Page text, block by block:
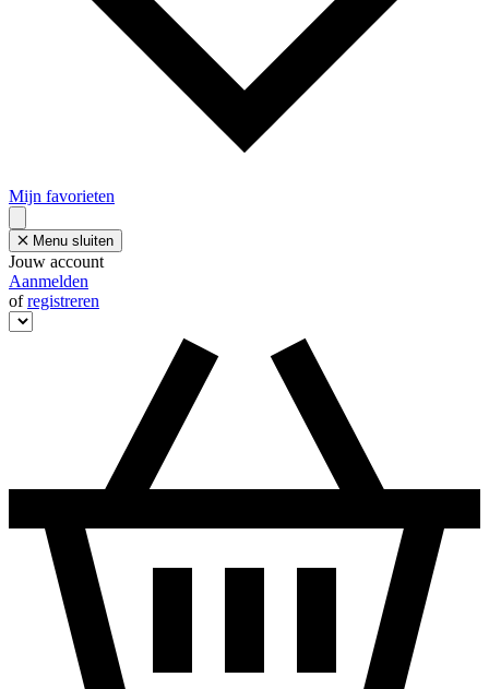
Mijn favorieten
Menu sluiten
Jouw account
Aanmelden
ofregistreren